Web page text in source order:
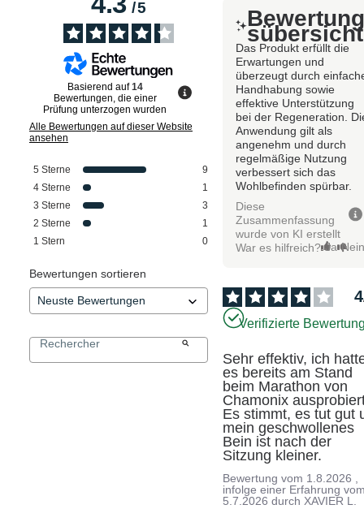
/5
Basierend auf14
Bewertungen, die einer
Prüfung unterzogen wurden
Alle Bewertungen auf dieser Website
ansehen
5 Sterne
9
4 Sterne
1
3 Sterne
3
2 Sterne
1
1 Stern 0
Bewertungen sortieren
sübersicht
Das Produkt erfüllt die
Erwartungen und
überzeugt durch
Handhabung sowie
effektive Unterstützung
bei der Regeneration.
Anwendung gilt als
angenehm und durch
regelmäßige Nutzung
verbessert sich das
Wohlbefinden spürbar.
Diese
Zusammenfassung
wurde von KI erstellt
War es hilfreich? Ja
4
Verifizierte
Sehr effektiv, ich
es bereits am Stand
beim Marathon von
Chamonix
Es stimmt, es tut gut
mein geschwollenes
Bein ist nach der
Sitzung kleiner.
Bewertung vom 1.8.2026
infolge einer Erfahrung
5.7.2026 durch XAVIER L.